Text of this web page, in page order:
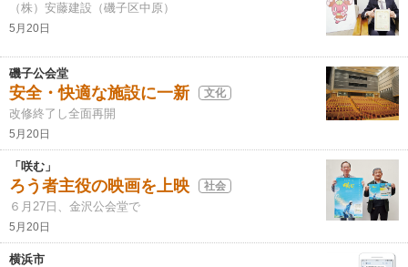
（株）安藤建設（磯子区中原）
5月20日
磯子公会堂
安全・快適な施設に一新 文化
改修終了し全面再開
5月20日
「咲む」
ろう者主役の映画を上映 社会
６月27日、金沢公会堂で
5月20日
横浜市